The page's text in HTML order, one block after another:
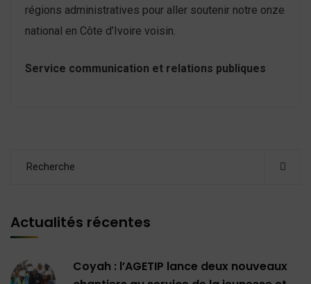
régions administratives pour aller soutenir notre onze
national en Côte d’Ivoire voisin.
Service communication et relations publiques
Actualités récentes
Coyah : l’AGETIP lance deux nouveaux